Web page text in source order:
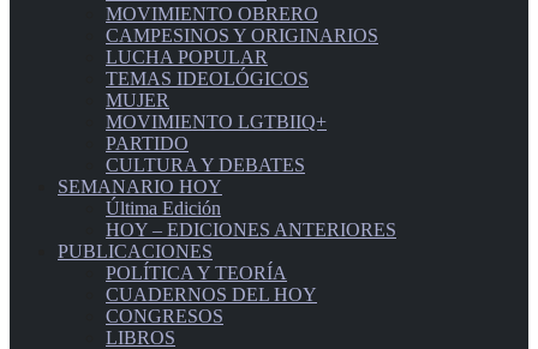
MOVIMIENTO OBRERO
CAMPESINOS Y ORIGINARIOS
LUCHA POPULAR
TEMAS IDEOLÓGICOS
MUJER
MOVIMIENTO LGTBIIQ+
PARTIDO
CULTURA Y DEBATES
SEMANARIO HOY
Última Edición
HOY – EDICIONES ANTERIORES
PUBLICACIONES
POLÍTICA Y TEORÍA
CUADERNOS DEL HOY
CONGRESOS
LIBROS